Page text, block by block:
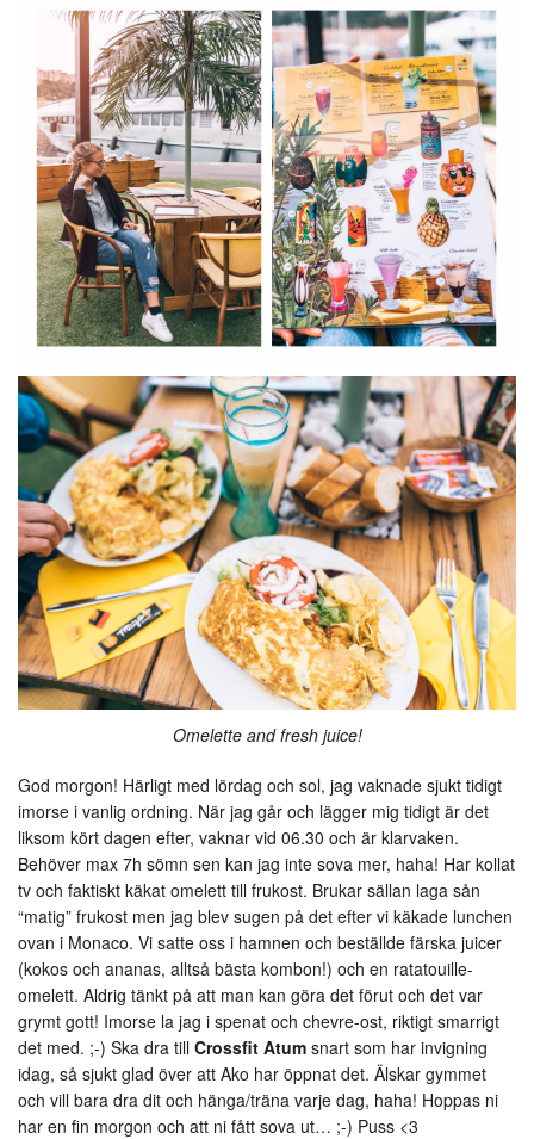
Omelette and fresh juice!
God morgon! Härligt med lördag och sol, jag vaknade sjukt tidigt
imorse i vanlig ordning. När jag går och lägger mig tidigt är det
liksom kört dagen efter, vaknar vid 06.30 och är klarvaken.
Behöver max 7h sömn sen kan jag inte sova mer, haha! Har kollat
tv och faktiskt käkat omelett till frukost. Brukar sällan laga sån
“matig” frukost men jag blev sugen på det efter vi käkade lunchen
ovan i Monaco. Vi satte oss i hamnen och beställde färska juicer
(kokos och ananas, alltså bästa kombon!) och en ratatouille-
omelett. Aldrig tänkt på att man kan göra det förut och det var
grymt gott! Imorse la jag i spenat och chevre-ost, riktigt smarrigt
det med. ;-) Ska dra till Crossfit Atum snart som har invigning
idag, så sjukt glad över att Ako har öppnat det. Älskar gymmet
och vill bara dra dit och hänga/träna varje dag, haha! Hoppas ni
har en fin morgon och att ni fått sova ut… ;-) Puss <3